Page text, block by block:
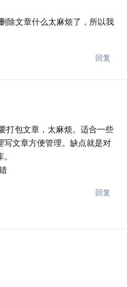
除文章什么太麻烦了，所以我
回复
打包文章，太麻烦。适合一些
文章方便管理。缺点就是对
回复